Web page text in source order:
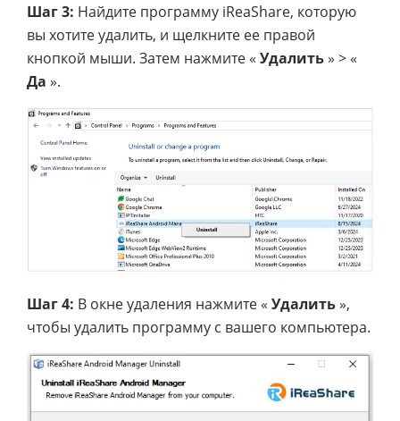
Шаг 3: Найдите программу iReaShare, которую
вы хотите удалить, и щелкните ее правой
кнопкой мыши. Затем нажмите « Удалить» > «
Да ».
Шаг 4: В окне удаления нажмите « Удалить»,
чтобы удалить программу с вашего компьютера.